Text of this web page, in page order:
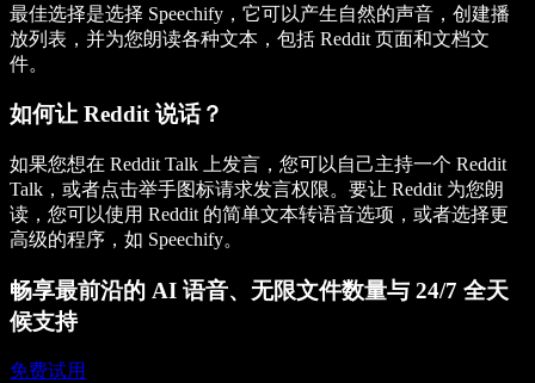
最佳选择是选择 Speechify，它可以产生自然的声音，创建播
放列表，并为您朗读各种文本，包括 Reddit 页面和文档文
件。
如何让 Reddit 说话？
如果您想在 Reddit Talk 上发言，您可以自己主持一个 Reddit
Talk，或者点击举手图标请求发言权限。要让 Reddit 为您朗
读，您可以使用 Reddit 的简单文本转语音选项，或者选择更
高级的程序，如 Speechify。
畅享最前沿的 AI 语音、无限文件数量与 24/7 全天
候支持
免费试用